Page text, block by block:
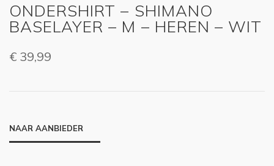
ONDERSHIRT – SHIMANO
BASELAYER – M – HEREN – WIT
€ 39,99
NAAR AANBIEDER